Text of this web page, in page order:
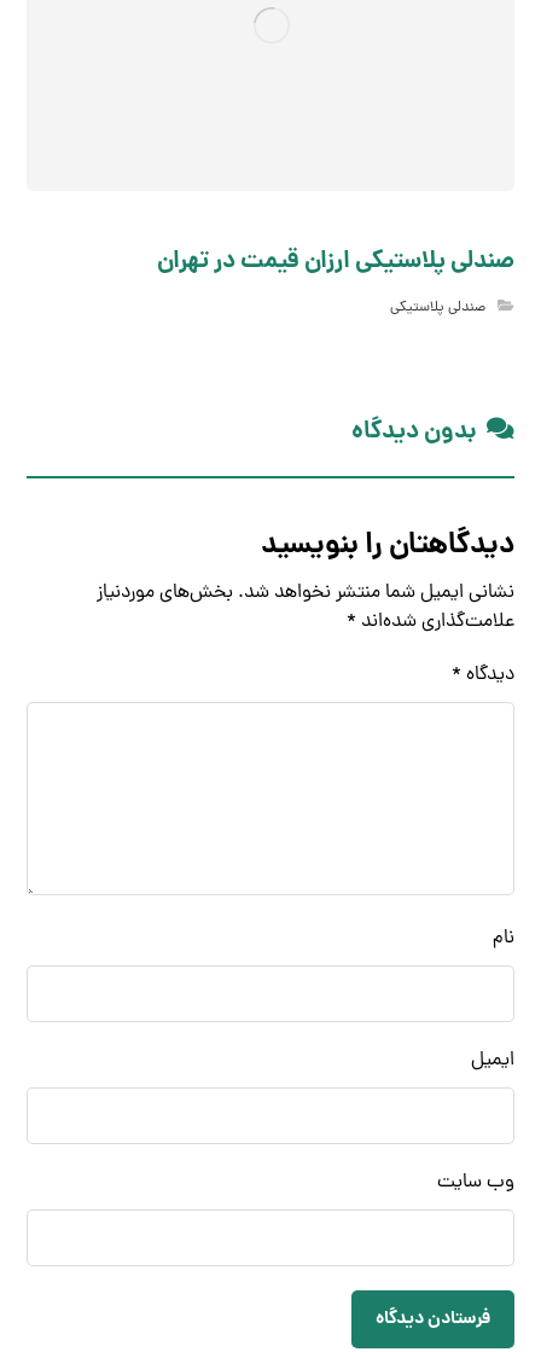
صندلی پلاستیکی ارزان قیمت در تهران
صندلی پلاستیکی
بدون دیدگاه
دیدگاهتان را بنویسید
نشانی ایمیل شما منتشر نخواهد شد. بخش‌های موردنیاز
علامت‌گذاری شده‌اند *
دیدگاه *
نام
ایمیل
وب‌ سایت
فرستادن دیدگاه